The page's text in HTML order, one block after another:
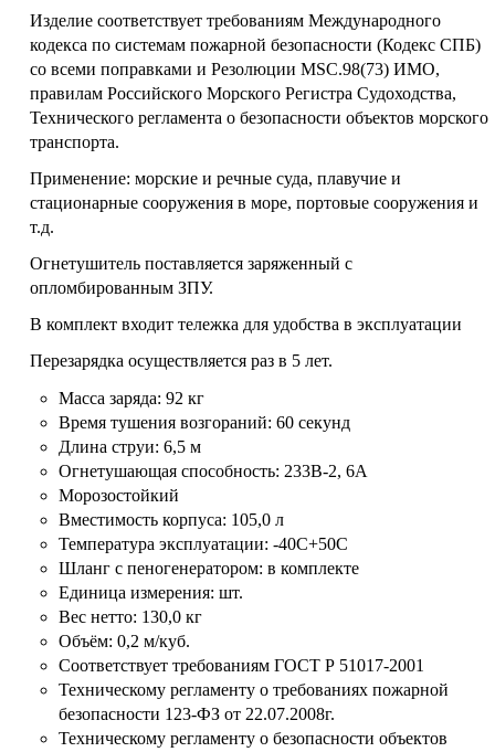
Изделие соответствует требованиям Международного
кодекса по системам пожарной безопасности (Кодекс СПБ)
со всеми поправками и Резолюции MSC.98(73) ИМО,
правилам Российского Морского Регистра Судоходства,
Технического регламента о безопасности объектов морского
транспорта.
Применение: морские и речные суда, плавучие и
стационарные сооружения в море, портовые сооружения и
т.д.
Огнетушитель поставляется заряженный с
опломбированным ЗПУ.
В комплект входит тележка для удобства в эксплуатации
Перезарядка осуществляется раз в 5 лет.
Масса заряда: 92 кг
Время тушения возгораний: 60 секунд
Длина струи: 6,5 м
Огнетушающая способность: 233В-2, 6А
Морозостойкий
Вместимость корпуса: 105,0 л
Температура эксплуатации: -40С+50С
Шланг с пеногенератором: в комплекте
Единица измерения: шт.
Вес нетто: 130,0 кг
Объём: 0,2 м/куб.
Соответствует требованиям ГОСТ Р 51017-2001
Техническому регламенту о требованиях пожарной
безопасности 123-ФЗ от 22.07.2008г.
Техническому регламенту о безопасности объектов